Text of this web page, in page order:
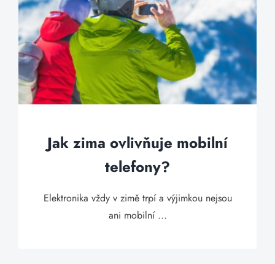
Jak zima ovlivňuje mobilní
telefony?
Elektronika vždy v zimě trpí a výjimkou nejsou
ani mobilní ...